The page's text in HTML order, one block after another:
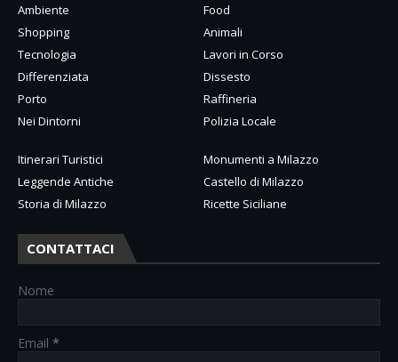
Ambiente
Food
Shopping
Animali
Tecnologia
Lavori in Corso
Differenziata
Dissesto
Porto
Raffineria
Nei Dintorni
Polizia Locale
Itinerari Turistici
Monumenti a Milazzo
Leggende Antiche
Castello di Milazzo
Storia di Milazzo
Ricette Siciliane
CONTATTACI
Nome
Email *